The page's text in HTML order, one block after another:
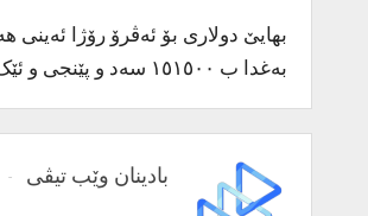
بەغدا ب ١٥١٥٠٠ سەد و پێنجی و ئێک و پێنج سەد دیناران بویە.
بادینان وێب تیڤی